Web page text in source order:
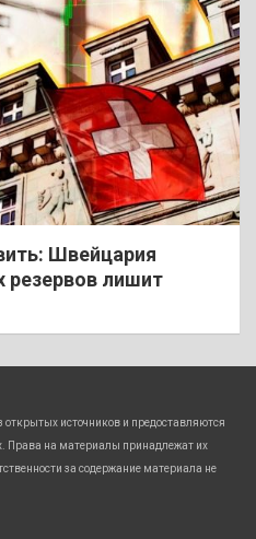
Швейцария
резервов лишит
источников и предоставляются
Права на материалы принадлежат их
за содержание материала не